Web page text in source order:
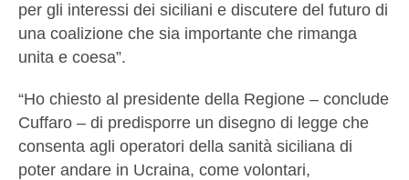
per gli interessi dei siciliani e discutere del futuro di
una coalizione che sia importante che rimanga
unita e coesa”.
“Ho chiesto al presidente della Regione – conclude
Cuffaro – di predisporre un disegno di legge che
consenta agli operatori della sanità siciliana di
poter andare in Ucraina, come volontari,